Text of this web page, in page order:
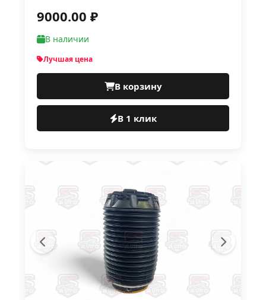
9000.00 ₽
В наличии
Лучшая цена
В корзину
В 1 клик